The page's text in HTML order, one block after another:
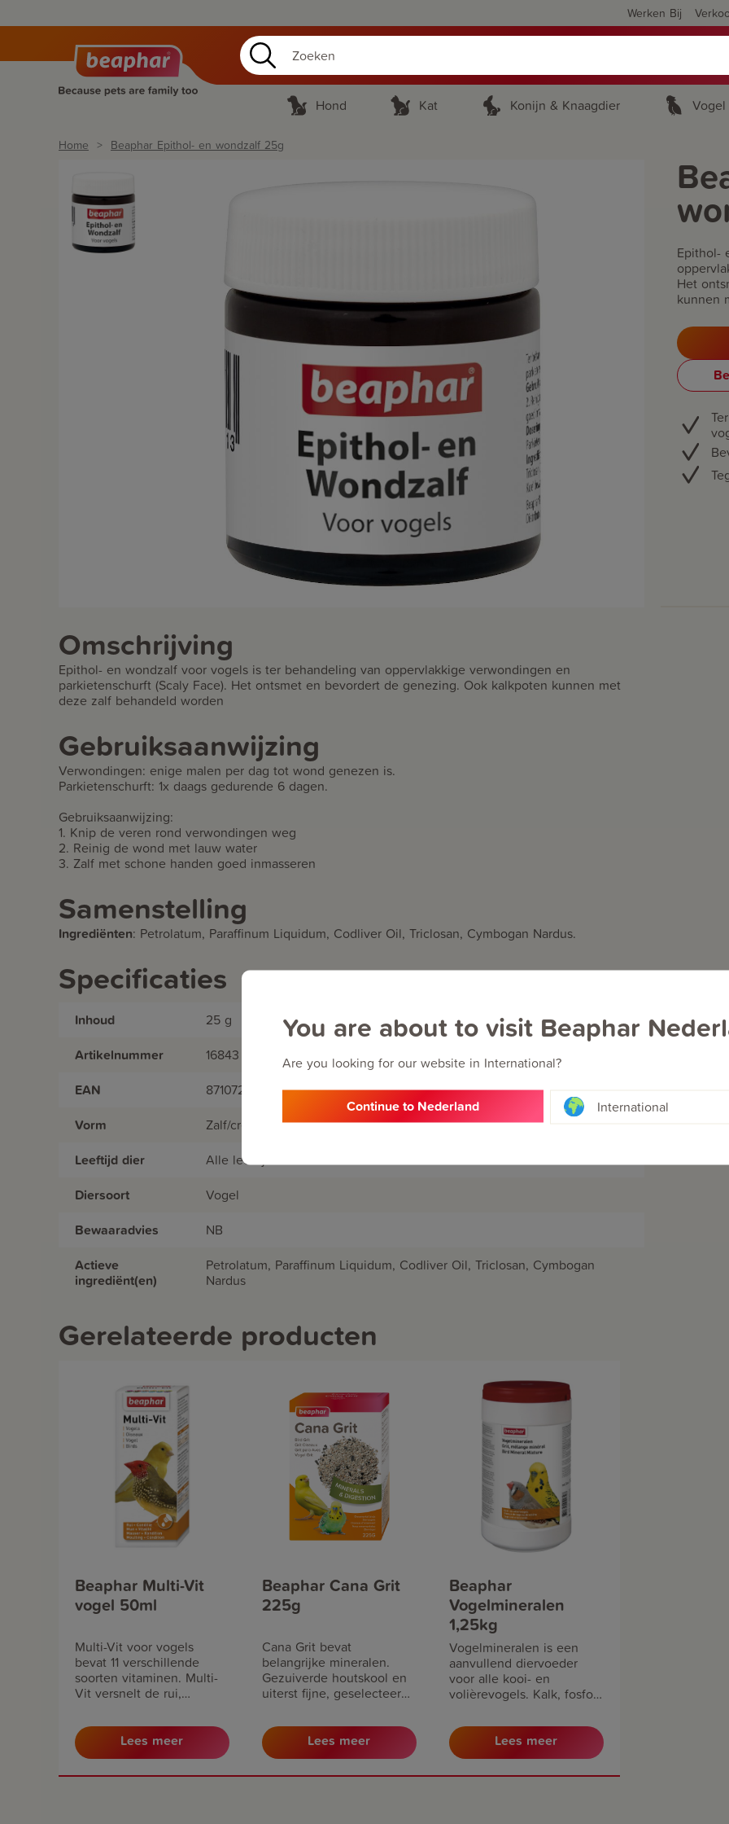
Werken Bij
You are about to visit Beaphar
Are you looking for our website in International?
Continue to Nederland International
Hond Kat Konijn & Knaagdier Vogel
Home Beaphar Epithol- en wondzalf 25g
Epithol-
Het
kunnen
Omschrijving
Epithol- en wondzalf voor vogels is ter behandeling van oppervlakkige verwondingen en
parkietenschurft (Scaly Face). Het ontsmet en bevordert de genezing. Ook kalkpoten kunnen met
deze zalf behandeld worden
Gebruiksaanwijzing
Verwondingen: enige malen per dag tot wond genezen is.
Parkietenschurft: 1x daags gedurende 6 dagen.
Gebruiksaanwijzing:
1. Knip de veren rond verwondingen weg
2. Reinig de wond met lauw water
3. Zalf met schone handen goed inmasseren
Samenstelling
Ingrediënten: Petrolatum, Paraffinum Liquidum, Codliver Oil, Triclosan, Cymbogan Nardus.
Specificaties
Inhoud 25 g
Artikelnummer 16843
EAN 8710729055213
Vorm Zalf/creme
Leeftijd dier Alle leeftijden
Diersoort Vogel
Bewaaradvies NB
Actieve
ingrediënt(en)
Petrolatum, Paraffinum Liquidum, Codliver Oil, Triclosan, Cymbogan
Nardus
Gerelateerde producten
Beaphar Multi-Vit
vogel 50ml
Multi-Vit voor vogels
bevat 11 verschillende
soorten vitaminen. Multi-
Vit versnelt de rui,
verhoogt de
zangprestaties.
Lees meer
Beaphar Cana Grit
225g
Cana Grit bevat
belangrijke mineralen.
Gezuiverde houtskool en
uiterst fijne, geselecteerde
een goede spijsvertering.
Lees meer
Beaphar
Vogelmineralen
1,25kg
Vogelmineralen is een
aanvullend diervoeder
voor alle kooi- en
volièrevogels. Kalk, fosfor
een goed ontwikkeld
beendergestel. De overige
mineralen zijn via
natuurlijk zeewier
Lees meer